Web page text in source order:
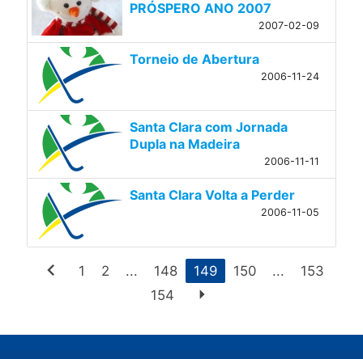
PRÓSPERO ANO 2007
2007-02-09
Torneio de Abertura
2006-11-24
Santa Clara com Jornada
Dupla na Madeira
2006-11-11
Santa Clara Volta a Perder
2006-11-05
chevron_left 1 2 ... 148 149 150 ...
153
154
arrow_right